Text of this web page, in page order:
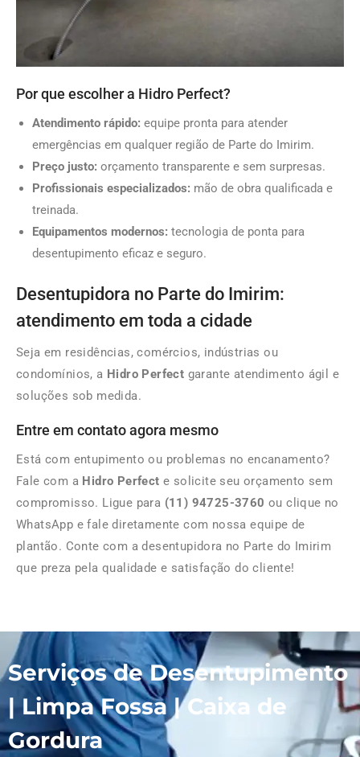
Por que escolher a Hidro Perfect?
Atendimento rápido: equipe pronta para atender
emergências em qualquer região de Parte do Imirim.
Preço justo: orçamento transparente e sem surpresas.
Profissionais especializados: mão de obra qualificada e
treinada.
Equipamentos modernos: tecnologia de ponta para
desentupimento eficaz e seguro.
Desentupidora no Parte do Imirim:
atendimento em toda a cidade
Seja em residências, comércios, indústrias ou
condomínios, a Hidro Perfect garante atendimento ágil e
soluções sob medida.
Entre em contato agora mesmo
Está com entupimento ou problemas no encanamento?
Fale com a Hidro Perfect e solicite seu orçamento sem
compromisso. Ligue para (11) 94725-3760 ou clique no
WhatsApp e fale diretamente com nossa equipe de
plantão. Conte com a desentupidora no Parte do Imirim
que preza pela qualidade e satisfação do cliente!
Serviços de Desentupimento
| Limpa Fossa | Caixa de
Gordura